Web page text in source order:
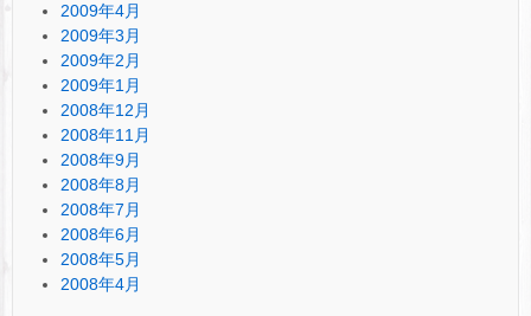
2009年4月
2009年3月
2009年2月
2009年1月
2008年12月
2008年11月
2008年9月
2008年8月
2008年7月
2008年6月
2008年5月
2008年4月